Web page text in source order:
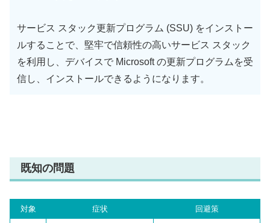
サービス スタック更新プログラム (SSU) をインストー
ルすることで、堅牢で信頼性の高いサービス スタック
を利用し、デバイスで Microsoft の更新プログラムを受
信し、インストールできるようになります。
既知の問題
対象 症状 回避策